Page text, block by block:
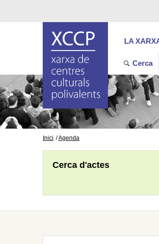
LA
Cerca
Inici Agenda
Cerca d'actes